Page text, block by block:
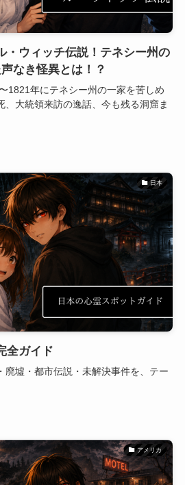
・ウィッチ伝説！テネシー州の
なき怪異とは！？
1821年にテネシー州の一家を苦しめ
、大統領来訪の逸話、今も残る洞窟ま
日本
全ガイド
廃墟・都市伝説・未解決事件を、テー
アメリカ